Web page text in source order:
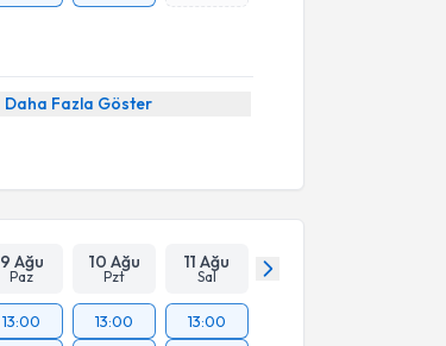
Daha Fazla Göster
9 Ağu
Paz
10 Ağu
Pzt
11 Ağu
Sal
13:00
13:00
13:00